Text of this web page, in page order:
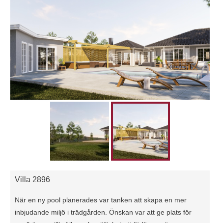
Villa 2896
När en ny pool planerades var tanken att skapa en mer
inbjudande miljö i trädgården. Önskan var att ge plats för